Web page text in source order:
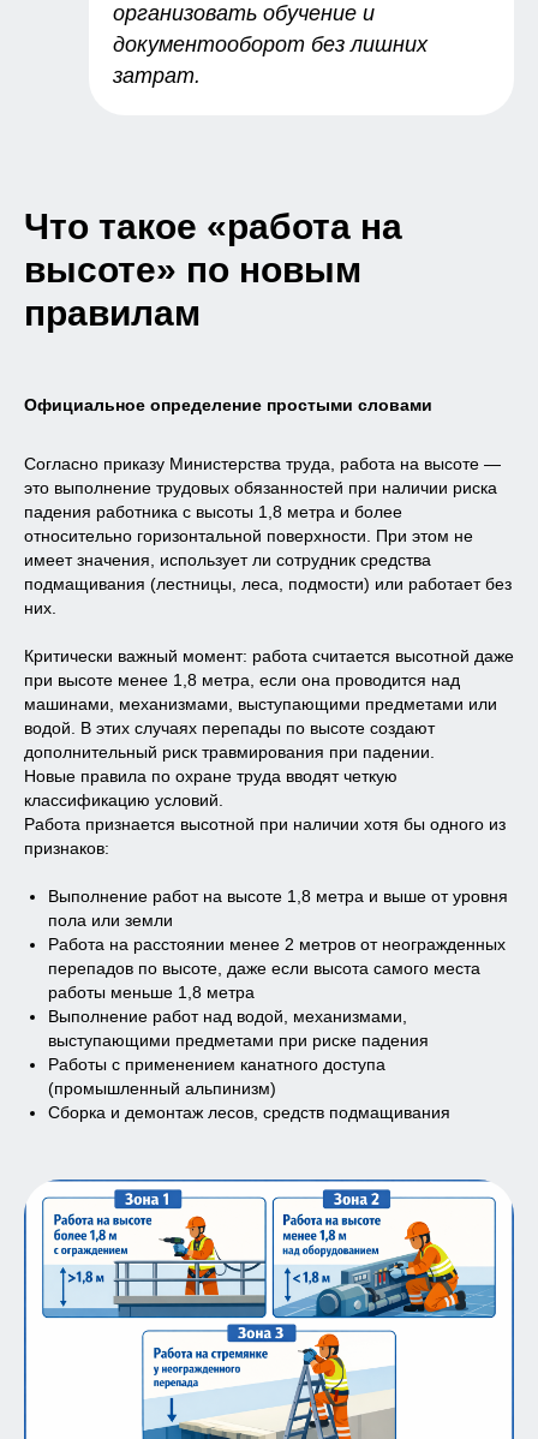
организовать обучение и
документооборот без лишних
затрат.
Что такое «работа на
высоте» по новым
правилам
Официальное определение простыми словами
Согласно приказу Министерства труда, работа на высоте —
это выполнение трудовых обязанностей при наличии риска
падения работника с высоты 1,8 метра и более
относительно горизонтальной поверхности. При этом не
имеет значения, использует ли сотрудник средства
подмащивания (лестницы, леса, подмости) или работает без
них.
Критически важный момент: работа считается высотной даже
при высоте менее 1,8 метра, если она проводится над
машинами, механизмами, выступающими предметами или
водой. В этих случаях перепады по высоте создают
дополнительный риск травмирования при падении.
Новые правила по охране труда вводят четкую
классификацию условий.
Работа признается высотной при наличии хотя бы одного из
признаков:
Выполнение работ на высоте 1,8 метра и выше от уровня
пола или земли
Работа на расстоянии менее 2 метров от неогражденных
перепадов по высоте, даже если высота самого места
работы меньше 1,8 метра
Выполнение работ над водой, механизмами,
выступающими предметами при риске падения
Работы с применением канатного доступа
(промышленный альпинизм)
Сборка и демонтаж лесов, средств подмащивания